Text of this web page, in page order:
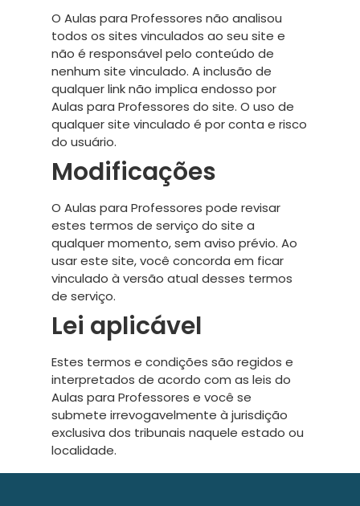
O Aulas para Professores não analisou
todos os sites vinculados ao seu site e
não é responsável pelo conteúdo de
nenhum site vinculado. A inclusão de
qualquer link não implica endosso por
Aulas para Professores do site. O uso de
qualquer site vinculado é por conta e risco
do usuário.
Modificações
O Aulas para Professores pode revisar
estes termos de serviço do site a
qualquer momento, sem aviso prévio. Ao
usar este site, você concorda em ficar
vinculado à versão atual desses termos
de serviço.
Lei aplicável
Estes termos e condições são regidos e
interpretados de acordo com as leis do
Aulas para Professores e você se
submete irrevogavelmente à jurisdição
exclusiva dos tribunais naquele estado ou
localidade.